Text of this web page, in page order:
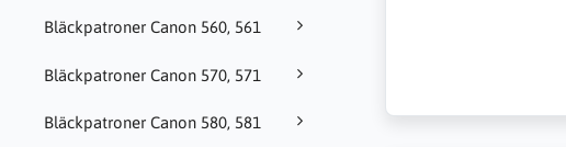
Bläckpatroner Canon 560, 561
Bläckpatroner Canon 570, 571
Bläckpatroner Canon 580, 581